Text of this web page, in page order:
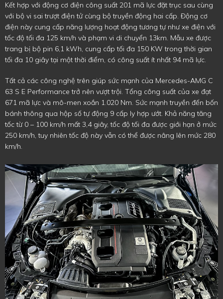
Kết hợp với động cơ điện công suất 201 mã lực đặt trục sau cùng
với bộ vi sai trượt điện tử cùng bộ truyền động hai cấp. Động cơ
điện này cung cấp năng lượng hoạt động tương tự như xe điện với
tốc độ tối đa 125 km/h và phạm vi di chuyển 13km. Mẫu xe được
trang bị bộ pin 6,1 kWh, cung cấp tối đa 150 KW trong thời gian
tối đa 10 giây tại một thời điểm, có công suất ít nhất 94 mã lực.
Tất cả các công nghệ trên giúp sức mạnh của Mercedes-AMG C
63 S E Performance trở nên vượt trội. Tổng công suất của xe đạt
671 mã lực và mô-men xoắn 1.020 Nm. Sức mạnh truyền đến bốn
bánh thông qua hộp số tự động 9 cấp ly hợp ướt. Khả năng tăng
tốc từ 0 – 100 km/h mất 3,4 giây, tốc độ tối đa được giới hạn ở mức
250 km/h, tuy nhiên tốc độ này vẫn có thể được nâng lên mức 280
km/h.